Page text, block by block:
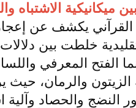
بين ميكانيكية الاشتباه
القرآني يكشف عن
خلطت بين
الفتح المعرفي
والرمان، حيث
النضج والحصاد